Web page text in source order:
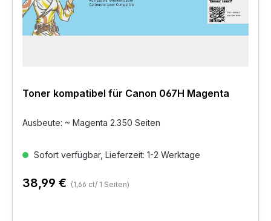
Toner kompatibel für Canon 067H Magenta
Ausbeute: ~ Magenta 2.350 Seiten
Sofort verfügbar, Lieferzeit: 1-2 Werktage
38,99 € (1,66 ct/ 1 Seiten)